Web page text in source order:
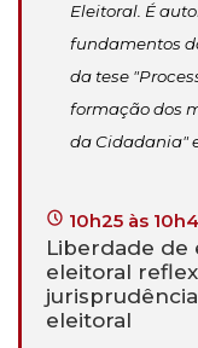
Eleitoral. É
fundamentos
da tese
formação dos
da Cidadania"
10h25 às
Liberdade de
eleitoral
eleitoral